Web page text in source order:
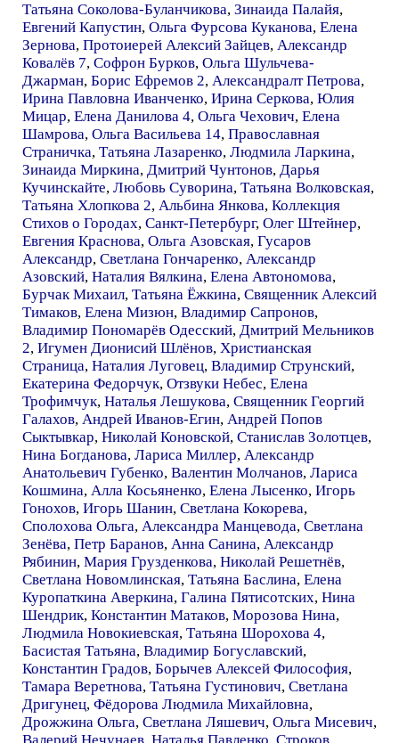
Татьяна Соколова-Буланчикова, Зинаида Палайя,
Евгений Капустин, Ольга Фурсова Куканова, Елена
Зернова, Протоиерей Алексий Зайцев, Александр
Ковалёв 7, Софрон Бурков, Ольга Шульчева-
Джарман, Борис Ефремов 2, Александралт Петрова,
Ирина Павловна Иванченко, Ирина Серкова, Юлия
Мицар, Елена Данилова 4, Ольга Чехович, Елена
Шамрова, Ольга Васильева 14, Православная
Страничка, Татьяна Лазаренко, Людмила Ларкина,
Зинаида Миркина, Дмитрий Чунтонов, Дарья
Кучинскайте, Любовь Суворина, Татьяна Волковская,
Татьяна Хлопкова 2, Альбина Янкова, Коллекция
Стихов о Городах, Санкт-Петербург, Олег Штейнер,
Евгения Краснова, Ольга Азовская, Гусаров
Александр, Светлана Гончаренко, Александр
Азовский, Наталия Вялкина, Елена Автономова,
Бурчак Михаил, Татьяна Ёжкина, Священник Алексий
Тимаков, Елена Мизюн, Владимир Сапронов,
Владимир Пономарёв Одесский, Дмитрий Мельников
2, Игумен Дионисий Шлёнов, Христианская
Страница, Наталия Луговец, Владимир Струнский,
Екатерина Федорчук, Отзвуки Небес, Елена
Трофимчук, Наталья Лешукова, Священник Георгий
Галахов, Андрей Иванов-Егин, Андрей Попов
Сыктывкар, Николай Коновской, Станислав Золотцев,
Нина Богданова, Лариса Миллер, Александр
Анатольевич Губенко, Валентин Молчанов, Лариса
Кошмина, Алла Косьяненко, Елена Лысенко, Игорь
Гонохов, Игорь Шанин, Светлана Кокорева,
Сполохова Ольга, Александра Манцевода, Светлана
Зенёва, Петр Баранов, Анна Санина, Александр
Рябинин, Мария Грузденкова, Николай Решетнёв,
Светлана Новомлинская, Татьяна Баслина, Елена
Куропаткина Аверкина, Галина Пятисотских, Нина
Шендрик, Константин Матаков, Морозова Нина,
Людмила Новокиевская, Татьяна Шорохова 4,
Басистая Татьяна, Владимир Богуславский,
Константин Градов, Борычев Алексей Философия,
Тамара Веретнова, Татьяна Густинович, Светлана
Дригунец, Фёдорова Людмила Михайловна,
Дрожжина Ольга, Светлана Ляшевич, Ольга Мисевич,